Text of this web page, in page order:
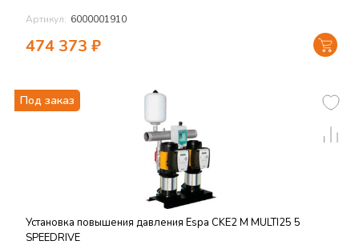
Артикул: 6000001910
474 373 ₽
Под заказ
Установка повышения давления Espa CKE2 M MULTI25 5
SPEEDRIVE